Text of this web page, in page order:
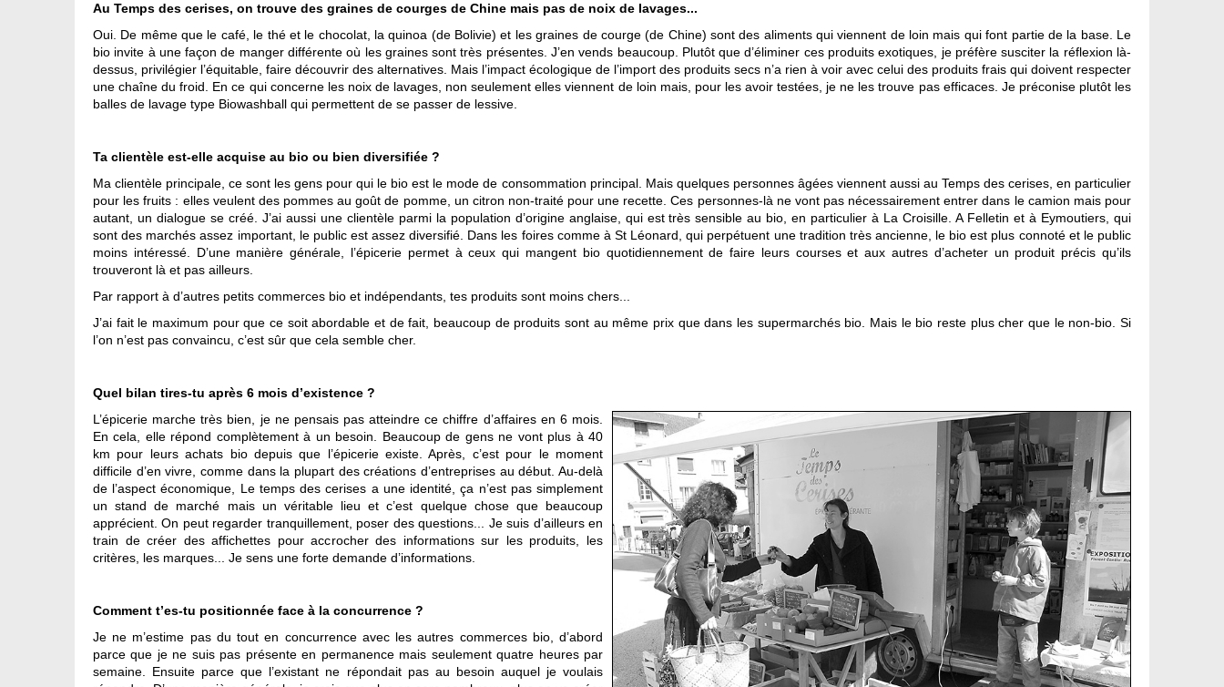
Au Temps des cerises, on trouve des graines de courges de Chine mais pas de noix de lavages...
Oui. De même que le café, le thé et le chocolat, la quinoa (de Bolivie) et les graines de courge (de Chine) sont des aliments qui viennent de loin mais qui font partie de la base. Le
bio invite à une façon de manger différente où les graines sont très présentes. J’en vends beaucoup. Plutôt que d’éliminer ces produits exotiques, je préfère susciter la réflexion là-
dessus, privilégier l’équitable, faire découvrir des alternatives. Mais l’impact écologique de l’import des produits secs n’a rien à voir avec celui des produits frais qui doivent respecter
une chaîne du froid. En ce qui concerne les noix de lavages, non seulement elles viennent de loin mais, pour les avoir testées, je ne les trouve pas efficaces. Je préconise plutôt les
balles de lavage type Biowashball qui permettent de se passer de lessive.
Ta clientèle est-elle acquise au bio ou bien diversifiée ?
Ma clientèle principale, ce sont les gens pour qui le bio est le mode de consommation principal. Mais quelques personnes âgées viennent aussi au Temps des cerises, en particulier
pour les fruits : elles veulent des pommes au goût de pomme, un citron non-traité pour une recette. Ces personnes-là ne vont pas nécessairement entrer dans le camion mais pour
autant, un dialogue se créé. J’ai aussi une clientèle parmi la population d’origine anglaise, qui est très sensible au bio, en particulier à La Croisille. A Felletin et à Eymoutiers, qui
sont des marchés assez important, le public est assez diversifié. Dans les foires comme à St Léonard, qui perpétuent une tradition très ancienne, le bio est plus connoté et le public
moins intéressé. D’une manière générale, l’épicerie permet à ceux qui mangent bio quotidiennement de faire leurs courses et aux autres d’acheter un produit précis qu’ils
trouveront là et pas ailleurs.
Par rapport à d’autres petits commerces bio et indépendants, tes produits sont moins chers...
J’ai fait le maximum pour que ce soit abordable et de fait, beaucoup de produits sont au même prix que dans les supermarchés bio. Mais le bio reste plus cher que le non-bio. Si
l’on n’est pas convaincu, c’est sûr que cela semble cher.
Quel bilan tires-tu après 6 mois d’existence ?
L’épicerie marche très bien, je ne pensais pas atteindre ce chiffre d’affaires en 6 mois.
En cela, elle répond complètement à un besoin. Beaucoup de gens ne vont plus à 40
km pour leurs achats bio depuis que l’épicerie existe. Après, c’est pour le moment
difficile d’en vivre, comme dans la plupart des créations d’entreprises au début. Au-delà
de l’aspect économique, Le temps des cerises a une identité, ça n’est pas simplement
un stand de marché mais un véritable lieu et c’est quelque chose que beaucoup
apprécient. On peut regarder tranquillement, poser des questions... Je suis d’ailleurs en
train de créer des affichettes pour accrocher des informations sur les produits, les
critères, les marques... Je sens une forte demande d’informations.
Comment t’es-tu positionnée face à la concurrence ?
Je ne m’estime pas du tout en concurrence avec les autres commerces bio, d’abord
parce que je ne suis pas présente en permanence mais seulement quatre heures par
semaine. Ensuite parce que l’existant ne répondait pas au besoin auquel je voulais